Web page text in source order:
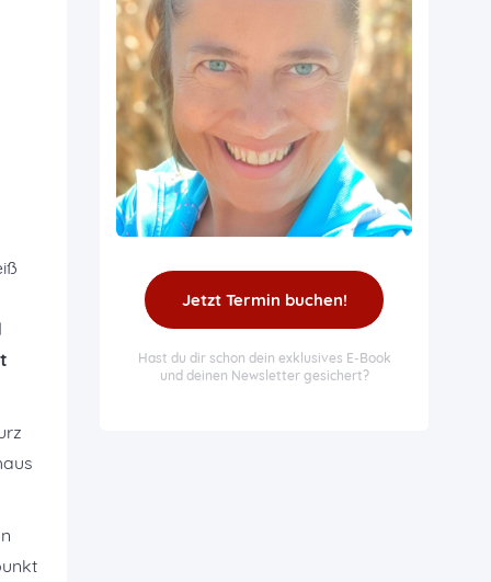
Jetzt Termin buchen!
Hast du dir schon dein exklusives E-Book
und deinen Newsletter gesichert?